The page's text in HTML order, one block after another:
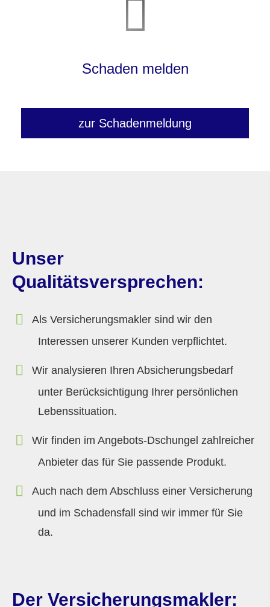
Schaden melden
zur Schadenmeldung
Unser
Qualitätsversprechen:
Als Ver­sicherungs­makler sind wir den
Interessen unserer Kunden verpflichtet.
Wir analysieren Ihren Absicherungsbedarf
unter Berücksichtigung Ihrer persönlichen
Lebenssituation.
Wir finden im Angebots-Dschungel zahlreicher
Anbieter das für Sie passende Produkt.
Auch nach dem Abschluss einer Versicherung
und im Schadensfall sind wir immer für Sie
da.
Der Ver­sicherungs­makler: